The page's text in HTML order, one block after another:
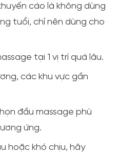
cáo là không dùng
tuổi, chỉ nên dùng cho
tại 1 vị trí quá lâu.
các khu vực gần
đầu massage phù
ứng.
hoặc khó chịu, hãy